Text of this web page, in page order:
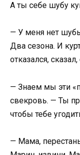
А ты себе шубу
— У меня нет
Два сезона. И
отказался,
— Знаем мы эти
свекровь. — Ты
чтобы тебе
— Мама,